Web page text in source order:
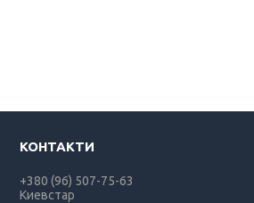
+380 (96) 507-75-63
Киевстар